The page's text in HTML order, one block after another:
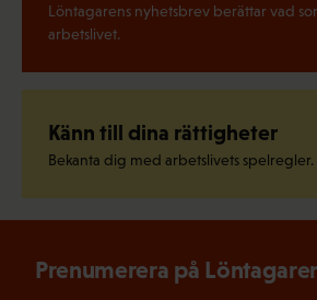
Löntagarens nyhetsbrev berättar vad
arbetslivet.
Känn till dina rättigheter
Bekanta dig med arbetslivets spelregler.
Prenumerera på